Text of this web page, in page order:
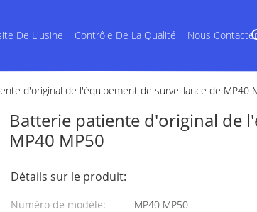
De L'usine Contrôle De La Qualité Nous Contacter
d'original de l'équipement de surveillance de MP40
Batterie patiente d'original de
MP40 MP50
Détails sur le produit:
Numéro de modèle: MP40 MP50